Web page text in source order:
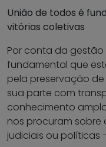
União de todos é
vitórias coletivas
Por conta da
fundamental que
pela preservação
sua parte com
conhecimento
nos procuram sobre
judiciais ou políticas